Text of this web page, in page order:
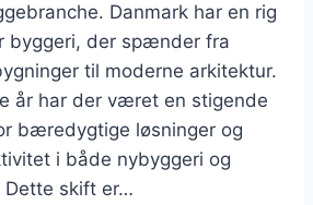
Danmark har en rig
byggeri, der spænder fra
til moderne arkitektur.
år har der været en stigende
bæredygtige løsninger og
i både nybyggeri og
Dette skift er…